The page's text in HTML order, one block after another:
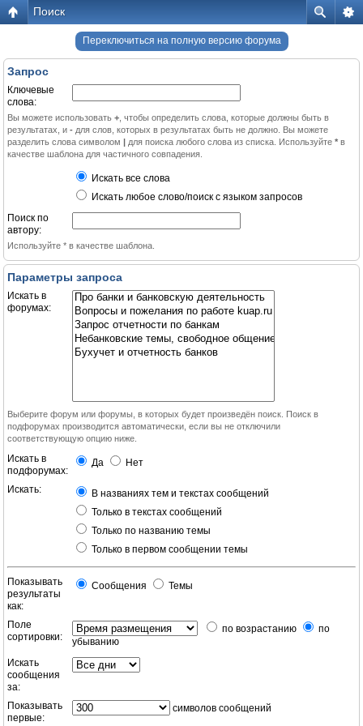
Поиск
Переключиться на полную версию форума
Запрос
Ключевые
слова:
Вы можете использовать + , чтобы определить слова, которые должны быть в
результатах, и - для слов, которых в результатах быть не должно. Вы можете
разделить слова символом | для поиска любого слова из списка. Используйте * в
качестве шаблона для частичного совпадения.
Искать все слова
Искать любое слово/поиск с языком запросов
Поиск по
автору:
Используйте * в качестве шаблона.
Параметры запроса
Искать в
форумах:
Выберите форум или форумы, в которых будет произведён поиск. Поиск в
подфорумах производится автоматически, если вы не отключили
соответствующую опцию ниже.
Искать в
подфорумах:
Да Нет
Искать:
В названиях тем и текстах сообщений
Только в текстах сообщений
Только по названию темы
Только в первом сообщении темы
Показывать
результаты
как:
Сообщения Темы
Поле
сортировки:
по возрастанию
по
убыванию
Искать
сообщения
за:
Показывать
первые:
символов сообщений